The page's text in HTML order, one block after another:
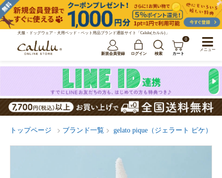
犬服・ドッグウェア・犬用ベッド・ペット用品ブランド通販サイト「Calulu(カルル)」
新規会員登録 ログイン 検索
0
カート
トップページ ブランド一覧 gelato pique（ジェラート ピケ）
メニュー